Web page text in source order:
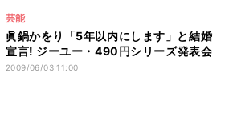
芸能
眞鍋かをり「5年以内にします」と結婚
宣言! ジーユー・490円シリーズ発表会
2009/06/03 11:00